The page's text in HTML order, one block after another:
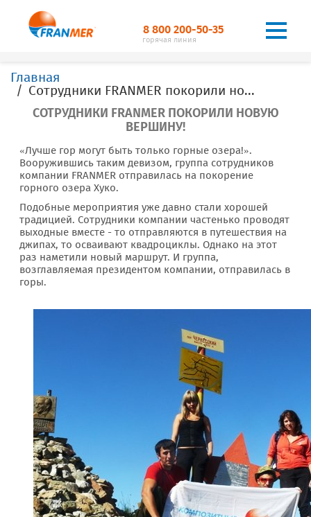
8 800 200-50-35
горячая линия
Главная
Сотрудники FRANMER покорили новую вершину!
СОТРУДНИКИ FRANMER ПОКОРИЛИ НОВУЮ
ВЕРШИНУ!
«Лучше гор могут быть только горные озера!».
Вооружившись таким девизом, группа сотрудников
компании FRANMER отправилась на покорение
горного озера Хуко.
Подобные мероприятия уже давно стали хорошей
традицией. Сотрудники компании частенько проводят
выходные вместе - то отправляются в путешествия на
джипах, то осваивают квадроциклы. Однако на этот
раз наметили новый маршрут. И группа,
возглавляемая президентом компании, отправилась в
горы.